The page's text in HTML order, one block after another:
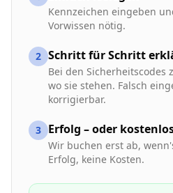
Kennzeichen eingeben
Vorwissen nötig.
2 Schritt für Schritt
Bei den Sicherheitscodes
wo sie stehen. Falsch
korrigierbar.
3 Erfolg – oder
Wir buchen erst ab,
Erfolg, keine Kosten.